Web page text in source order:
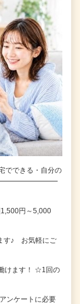
でできる・自分の
円～5,000
す♪ お気軽にご
けます！ ☆1回の
ンケートに必要